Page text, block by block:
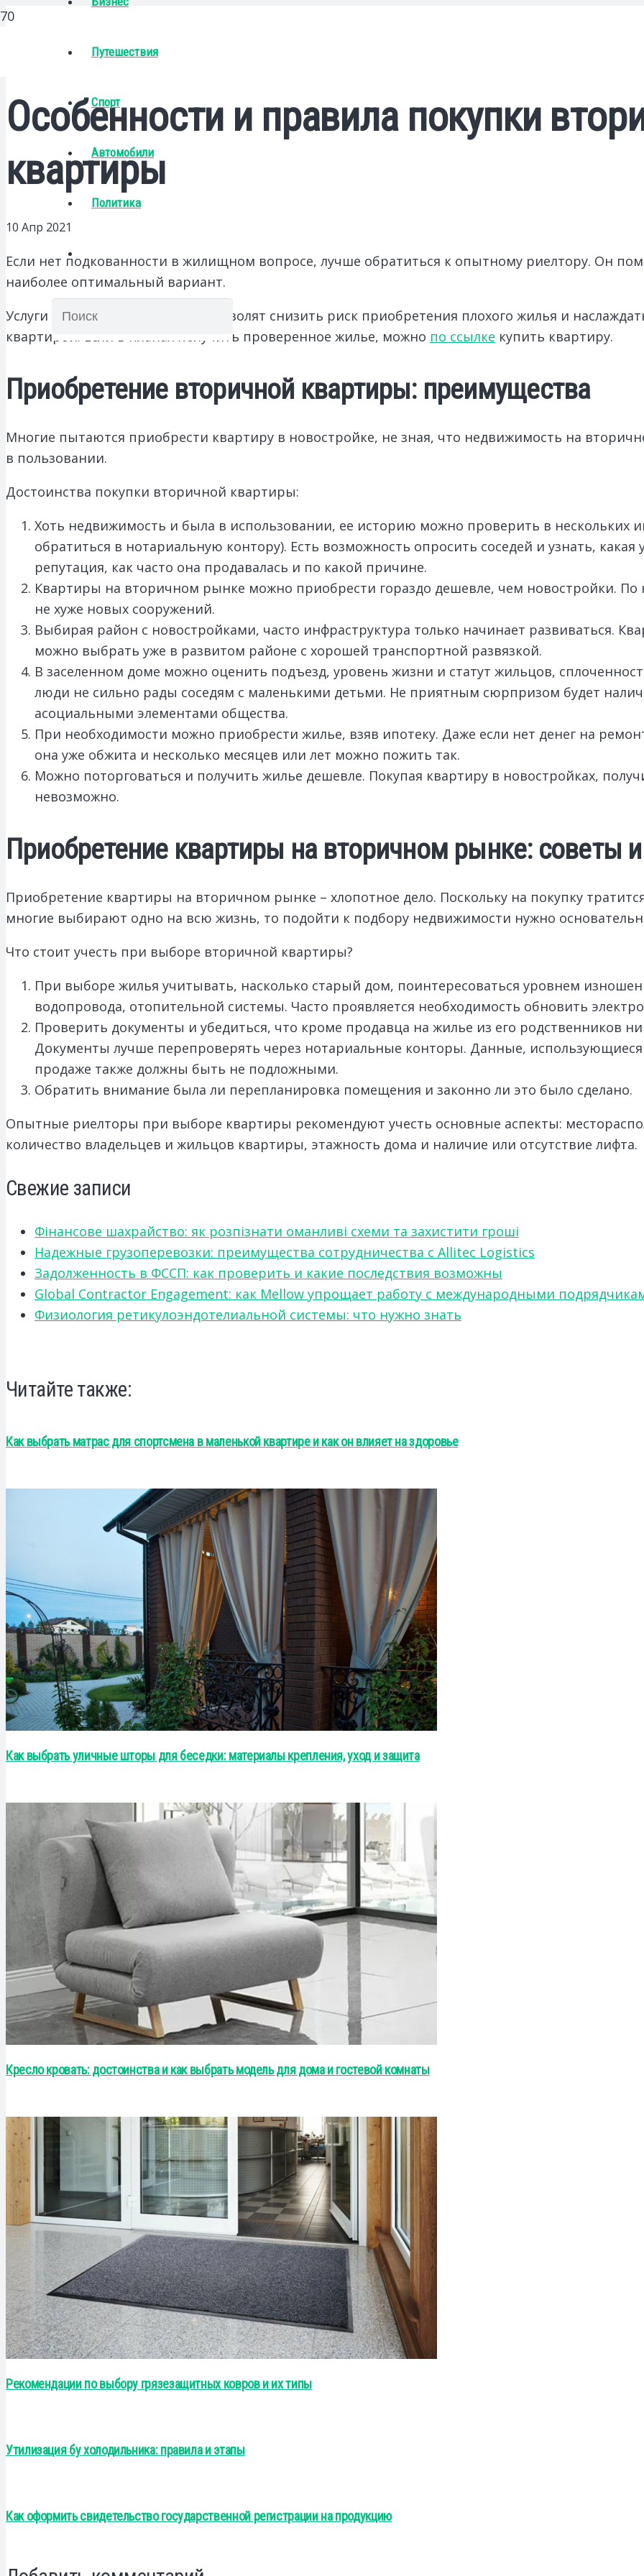
Путешествия
Спорт
Автомобили
Политика
Особенности и правила покупки
квартиры
10 Апр 2021
Если нет подкованности в жилищном вопросе, лучше обратиться к опытному риелтору. Он
наиболее оптимальный вариант.
Услуги хорошего специалиста позволят снизить риск приобретения плохого жилья и
квартирой. Если в планах получить проверенное жилье, можно по ссылке купить квартиру.
Приобретение вторичной квартиры: преимущества
Многие пытаются приобрести квартиру в новостройке, не зная, что недвижимость на
в пользовании.
Достоинства покупки вторичной квартиры:
Хоть недвижимость и была в использовании, ее историю можно проверить в нескольких
обратиться в нотариальную контору). Есть возможность опросить соседей и узнать,
репутация, как часто она продавалась и по какой причине.
Квартиры на вторичном рынке можно приобрести гораздо дешевле, чем новостройки. По
не хуже новых сооружений.
Выбирая район с новостройками, часто инфраструктура только начинает развиваться.
можно выбрать уже в развитом районе с хорошей транспортной развязкой.
В заселенном доме можно оценить подъезд, уровень жизни и статут жильцов,
люди не сильно рады соседям с маленькими детьми. Не приятным сюрпризом будет
асоциальными элементами общества.
При необходимости можно приобрести жилье, взяв ипотеку. Даже если нет денег на
она уже обжита и несколько месяцев или лет можно пожить так.
Можно поторговаться и получить жилье дешевле. Покупая квартиру в новостройках,
невозможно.
Приобретение квартиры на вторичном рынке: советы
Приобретение квартиры на вторичном рынке – хлопотное дело. Поскольку на покупку
многие выбирают одно на всю жизнь, то подойти к подбору недвижимости нужно
Что стоит учесть при выборе вторичной квартиры?
При выборе жилья учитывать, насколько старый дом, поинтересоваться уровнем
водопровода, отопительной системы. Часто проявляется необходимость обновить
Проверить документы и убедиться, что кроме продавца на жилье из его родственников
Документы лучше перепроверять через нотариальные конторы. Данные, использующиеся
продаже также должны быть не подложными.
Обратить внимание была ли перепланировка помещения и законно ли это было сделано.
Опытные риелторы при выборе квартиры рекомендуют учесть основные аспекты:
количество владельцев и жильцов квартиры, этажность дома и наличие или отсутствие лифта.
Свежие записи
Фінансове шахрайство: як розпізнати оманливі схеми та захистити гроші
Надежные грузоперевозки: преимущества сотрудничества с Allitec Logistics
Задолженность в ФССП: как проверить и какие последствия возможны
Global Contractor Engagement: как Mellow упрощает работу с международными
Физиология ретикулоэндотелиальной системы: что нужно знать
Читайте также:
Как выбрать матрас для спортсмена в маленькой квартире и как он влияет на здоровье
Как выбрать уличные шторы для беседки: материалы крепления, уход и защита
Кресло кровать: достоинства и как выбрать модель для дома и гостевой комнаты
Рекомендации по выбору грязезащитных ковров и их типы
Утилизация бу холодильника: правила и этапы
Как оформить свидетельство государственной регистрации на продукцию